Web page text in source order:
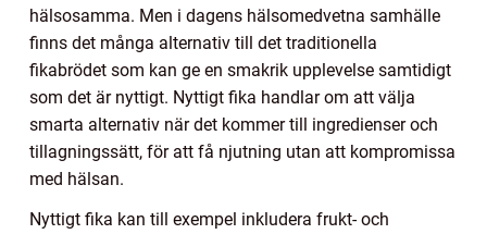
hälsosamma. Men i dagens hälsomedvetna samhälle
finns det många alternativ till det traditionella
fikabrödet som kan ge en smakrik upplevelse samtidigt
som det är nyttigt. Nyttigt fika handlar om att välja
smarta alternativ när det kommer till ingredienser och
tillagningssätt, för att få njutning utan att kompromissa
med hälsan.
Nyttigt fika kan till exempel inkludera frukt- och